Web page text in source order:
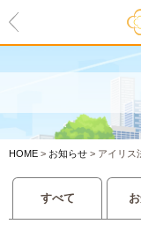
HOME > お知らせ > アイリス
すべて